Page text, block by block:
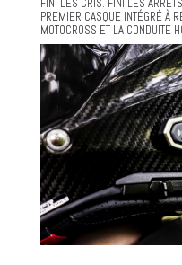
FINI LES CRIS. FINI LES
PREMIER CASQUE INTÉGRÉ À
MOTOCROSS ET LA CONDUITE